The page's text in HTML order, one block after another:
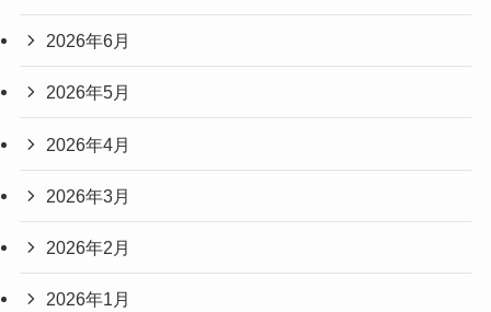
2026年6月
2026年5月
2026年4月
2026年3月
2026年2月
2026年1月